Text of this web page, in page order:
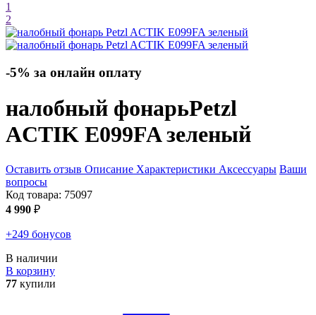
1
2
-5% за онлайн оплату
налобный фонарьPetzl
ACTIK E099FAзеленый
Оставить отзыв Описание Характеристики Аксессуары Ваши
вопросы
Код товара: 75097
4 990 ₽
+249 бонусов
В наличии
В корзину
77 купили